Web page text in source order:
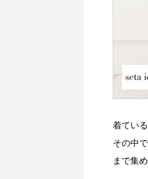
着てい
その中
まで集